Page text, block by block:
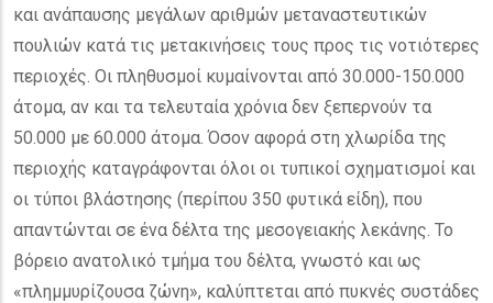
και ανάπαυσης μεγάλων αριθμών μεταναστευτικών
πουλιών κατά τις μετακινήσεις τους προς τις νοτιότερες
περιοχές. Οι πληθυσμοί κυμαίνονται από 30.000-150.000
άτομα, αν και τα τελευταία χρόνια δεν ξεπερνούν τα
50.000 με 60.000 άτομα. Όσον αφορά στη χλωρίδα της
περιοχής καταγράφονται όλοι οι τυπικοί σχηματισμοί και
οι τύποι βλάστησης (περίπου 350 φυτικά είδη), που
απαντώνται σε ένα δέλτα της μεσογειακής λεκάνης. Το
βόρειο ανατολικό τμήμα του δέλτα, γνωστό και ως
«πλημμυρίζουσα ζώνη», καλύπτεται από πυκνές συστάδες